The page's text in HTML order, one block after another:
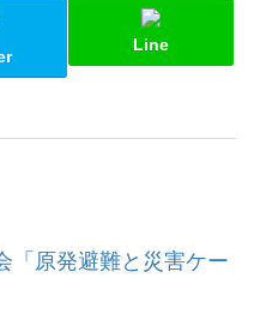
Line
「原発避難と災害ケー